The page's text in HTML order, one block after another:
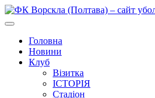
Головна
Новини
Клуб
Візитка
ІСТОРІЯ
Стадіон